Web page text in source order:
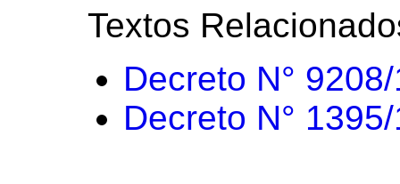
Textos
Decreto N°
Decreto N°